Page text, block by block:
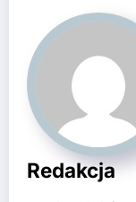
Mimo upływu
świadkiem
jednak wciąż żyją